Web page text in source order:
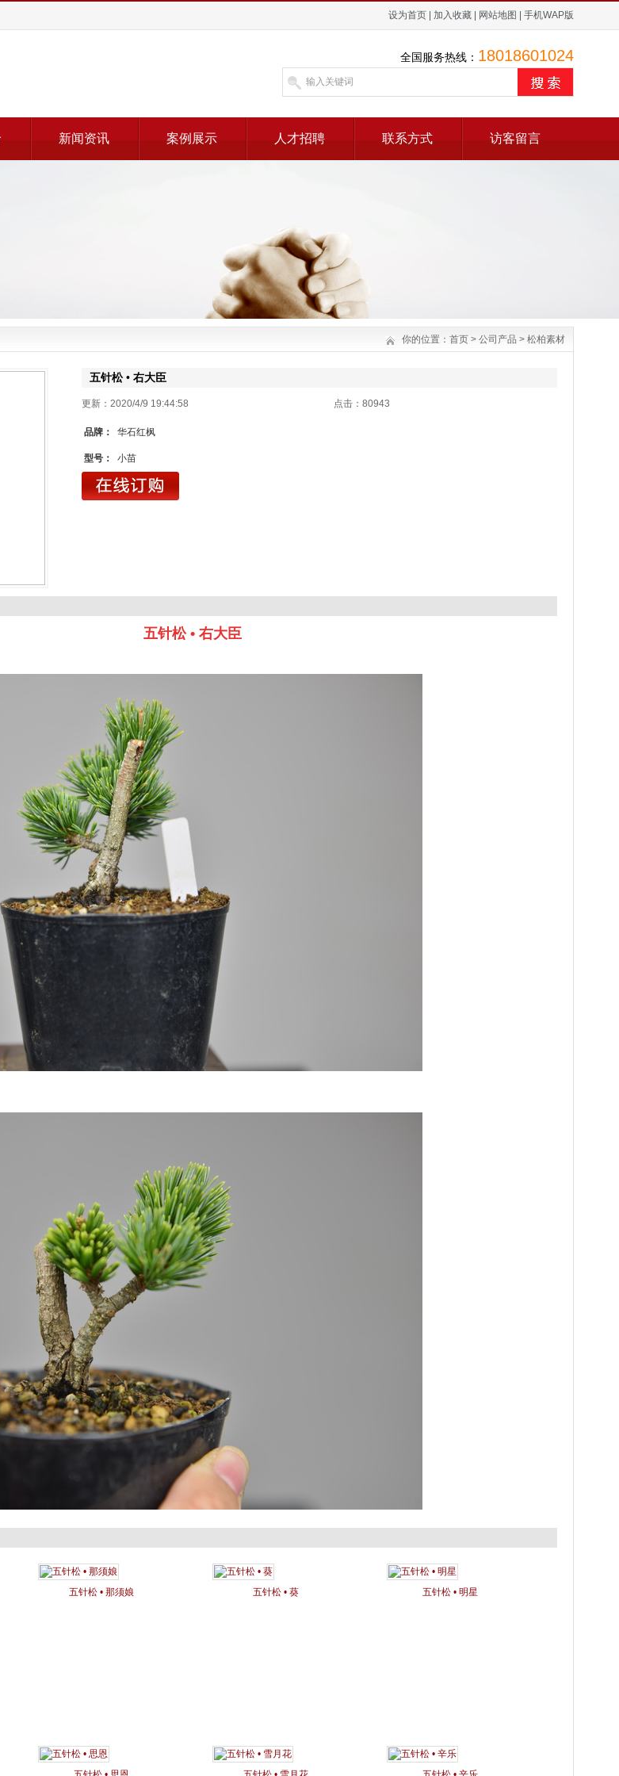
设为首页 加入收藏 网站地图 手机WAP版
全国服务热线： 18018601024
新闻资讯 案例展示 人才招聘 联系方式 访客留言
你的位置： 首页 > 公司产品 > 松柏素材
五针松 • 右大臣
更新：2020/4/9 19:44:58 点击：80943
品牌： 华石红枫
型号： 小苗
五针松 • 右大臣
五针松 • 那须娘 五针松 • 葵 五针松 • 明星